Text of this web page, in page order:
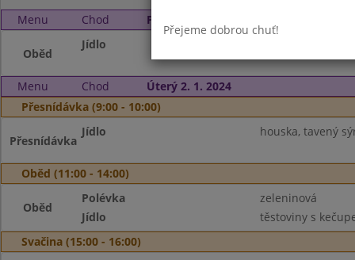
Menu Chod Pondělí 1. 1. 2024 (11:00 - 14:00)
Oběd
Jídlo
Menu Chod
Úterý 2. 1. 2024
Přesnídávka (9:00 - 10:00)
Přesnídávka
Jídlo houska, tavený
Oběd (11:00 - 14:00)
Oběd
Polévka
zeleninová
Jídlo
těstoviny s
Svačina (15:00 - 16:00)
Přejeme dobrou chuť!